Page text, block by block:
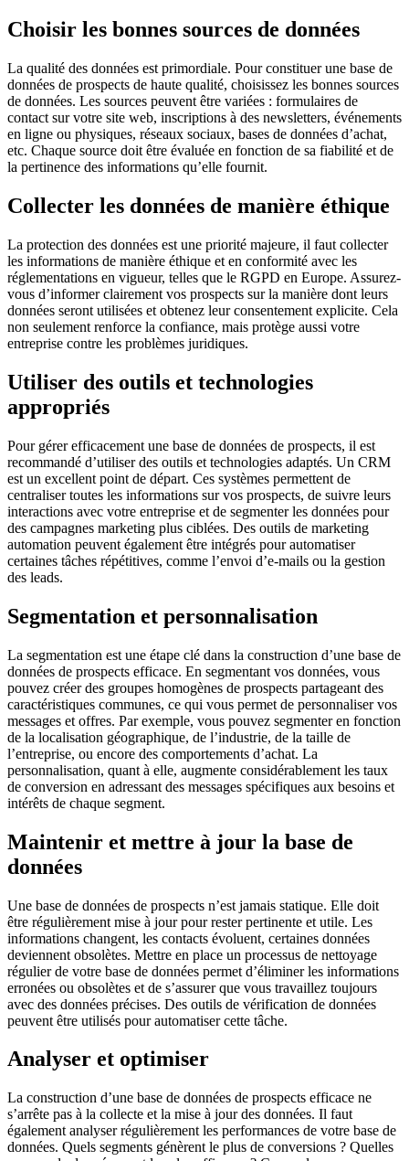
Choisir les bonnes sources de données
La qualité des données est primordiale. Pour constituer une base de
données de prospects de haute qualité, choisissez les bonnes sources
de données. Les sources peuvent être variées : formulaires de
contact sur votre site web, inscriptions à des newsletters, événements
en ligne ou physiques, réseaux sociaux, bases de données d’achat,
etc. Chaque source doit être évaluée en fonction de sa fiabilité et de
la pertinence des informations qu’elle fournit.
Collecter les données de manière éthique
La protection des données est une priorité majeure, il faut collecter
les informations de manière éthique et en conformité avec les
réglementations en vigueur, telles que le RGPD en Europe. Assurez-
vous d’informer clairement vos prospects sur la manière dont leurs
données seront utilisées et obtenez leur consentement explicite. Cela
non seulement renforce la confiance, mais protège aussi votre
entreprise contre les problèmes juridiques.
Utiliser des outils et technologies
appropriés
Pour gérer efficacement une base de données de prospects, il est
recommandé d’utiliser des outils et technologies adaptés. Un CRM
est un excellent point de départ. Ces systèmes permettent de
centraliser toutes les informations sur vos prospects, de suivre leurs
interactions avec votre entreprise et de segmenter les données pour
des campagnes marketing plus ciblées. Des outils de marketing
automation peuvent également être intégrés pour automatiser
certaines tâches répétitives, comme l’envoi d’e-mails ou la gestion
des leads.
Segmentation et personnalisation
La segmentation est une étape clé dans la construction d’une base de
données de prospects efficace. En segmentant vos données, vous
pouvez créer des groupes homogènes de prospects partageant des
caractéristiques communes, ce qui vous permet de personnaliser vos
messages et offres. Par exemple, vous pouvez segmenter en fonction
de la localisation géographique, de l’industrie, de la taille de
l’entreprise, ou encore des comportements d’achat. La
personnalisation, quant à elle, augmente considérablement les taux
de conversion en adressant des messages spécifiques aux besoins et
intérêts de chaque segment.
Maintenir et mettre à jour la base de
données
Une base de données de prospects n’est jamais statique. Elle doit
être régulièrement mise à jour pour rester pertinente et utile. Les
informations changent, les contacts évoluent, certaines données
deviennent obsolètes. Mettre en place un processus de nettoyage
régulier de votre base de données permet d’éliminer les informations
erronées ou obsolètes et de s’assurer que vous travaillez toujours
avec des données précises. Des outils de vérification de données
peuvent être utilisés pour automatiser cette tâche.
Analyser et optimiser
La construction d’une base de données de prospects efficace ne
s’arrête pas à la collecte et la mise à jour des données. Il faut
également analyser régulièrement les performances de votre base de
données. Quels segments génèrent le plus de conversions ? Quelles